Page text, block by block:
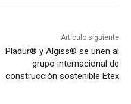
Artículo siguiente
Pladur® y Algiss® se unen al
grupo internacional de
construcción sostenible Etex